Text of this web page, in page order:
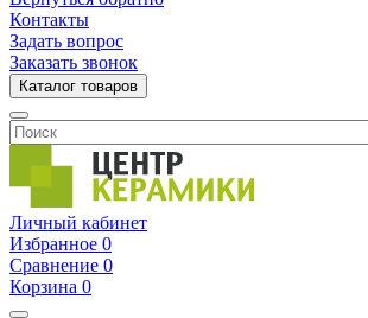
Контакты
Задать вопрос
Заказать звонок
Каталог товаров
Личный кабинет
Избранное 0
Сравнение 0
Корзина 0